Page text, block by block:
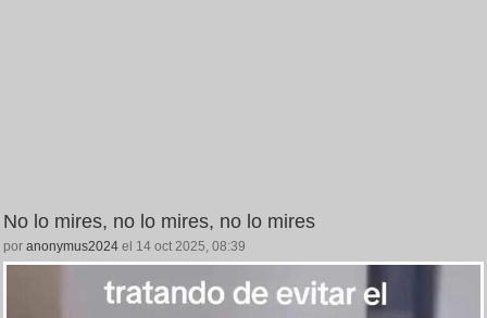
No lo mires, no lo mires, no lo mires
por anonymus2024 el 14 oct 2025, 08:39